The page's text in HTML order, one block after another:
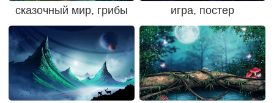
сказочный мир, грибы игра, постер